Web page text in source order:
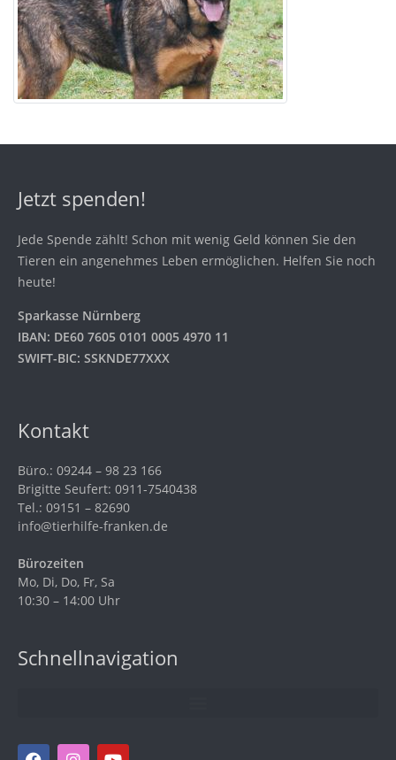
Jetzt spenden!
Jede Spende zählt! Schon mit wenig Geld können Sie den
Tieren ein angenehmes Leben ermöglichen. Helfen Sie noch
heute!
Sparkasse Nürnberg
IBAN: DE60 7605 0101 0005 4970 11
SWIFT-BIC: SSKNDE77XXX
Kontakt
Büro.: 09244 – 98 23 166
Brigitte Seufert: 0911-7540438
Tel.: 09151 – 82690
info@tierhilfe-franken.de
Bürozeiten
Mo, Di, Do, Fr, Sa
10:30 – 14:00 Uhr
Schnellnavigation